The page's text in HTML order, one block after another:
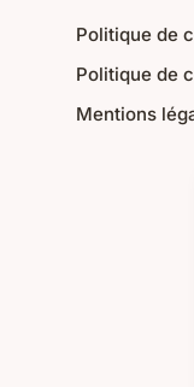
Politique de
Politique de
Mentions